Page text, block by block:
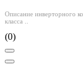
Описание инверторного
класса ..
(0)